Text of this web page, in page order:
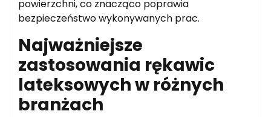
powierzchni, co znacząco poprawia
bezpieczeństwo wykonywanych prac.
Najważniejsze
zastosowania rękawic
lateksowych w różnych
branżach